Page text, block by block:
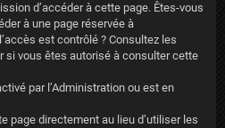
d’accéder à cette page. Êtes-vous
à une page réservée à
est contrôlé ? Consultez les
si vous êtes autorisé à consulter cette
par l’Administration ou est en
page directement au lieu d’utiliser les